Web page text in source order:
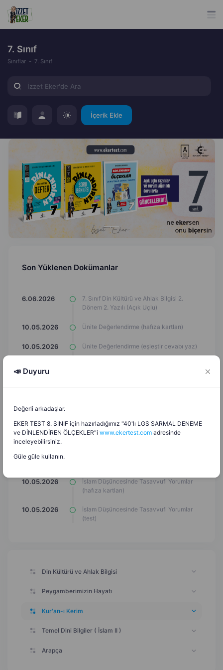
7. Sınıf
Sınıflar 7. Sınıf
İçerik Ekle
Son Yüklenen Dokümanlar
6.06.2026
7. Sınıf Din Kültürü ve Ahlak Bilgisi 2.
Dönem 2. Yazılı (Açık Uçlu)
10.05.2026 Ünite Değerlendirme (hafıza kartları)
10.05.2026 Ünite Değerlendirme (eşleştir cevabı yaz)
10.05.2026
Oyunu)
10.05.2026
10.05.2026
10.05.2026
İslam Düşüncesinde Tasavvufi Yorumlar
(hafıza kartları)
10.05.2026
İslam Düşüncesinde Tasavvufi Yorumlar
(test)
Din Kültürü ve Ahlak Bilgisi
Peygamberimizin Hayatı
Kur'an-ı Kerim
Temel Dini Bilgiler ( İslam II )
Arapça
📣 Duyuru
Değerli arkadaşlar.
EKER TEST 8. SINIF için hazırladığımız "40'lı LGS SARMAL DENEME
ve DİNLENDİREN ÖLÇEKLER"i www.ekertest.com adresinde
inceleyebilirsiniz.
Güle güle kullanın.